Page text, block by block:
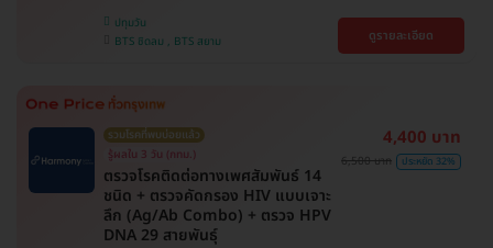
ปทุมวัน
BTS ชิดลม , BTS สยาม
ดูรายละเอียด
รวมโรคที่พบบ่อยแล้ว
รู้ผลใน 3 วัน (กทม.)
ตรวจโรคติดต่อทางเพศสัมพันธ์ 14
ชนิด + ตรวจคัดกรอง HIV แบบเจาะ
ลึก (Ag/Ab Combo) + ตรวจ HPV
DNA 29 สายพันธุ์
4,400 บาท
6,500 บาท ประหยัด 32%